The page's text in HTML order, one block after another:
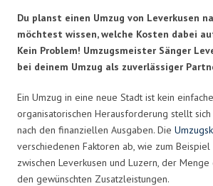
Du planst einen Umzug von Leverkusen
möchtest wissen, welche Kosten dabei
Kein Problem! Umzugsmeister Sänger
bei deinem Umzug als zuverlässiger
Ein Umzug in eine neue Stadt ist kein
organisatorischen Herausforderung stellt
nach den finanziellen Ausgaben. Die
verschiedenen Faktoren ab, wie zum
zwischen Leverkusen und Luzern, der
den gewünschten Zusatzleistungen.